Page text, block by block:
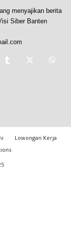
menyajikan berita
Siber Banten
Lowongan Kerja